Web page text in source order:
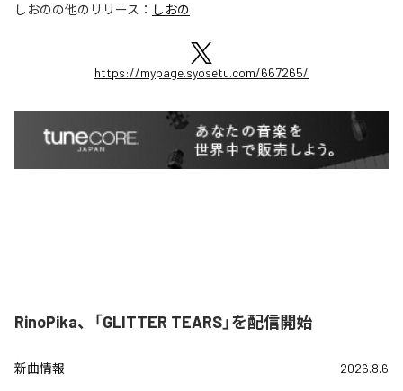
しおのの他のリリース： しおの
https://mypage.syosetu.com/667265/
RinoPika、「GLITTER TEARS」を配信開始
新曲情報 2026.8.6